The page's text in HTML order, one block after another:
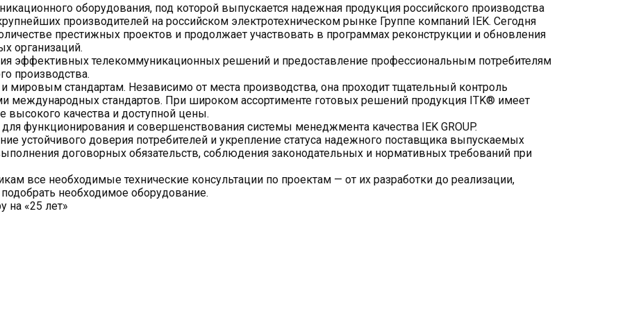
оборудования, под которой выпускается надежная продукция российского производства
производителей на российском электротехническом рынке Группе компаний IEK. Сегодня
престижных проектов и продолжает участвовать в программах реконструкции и обновления
организаций.
эффективных телекоммуникационных решений и предоставление профессиональным потребителям
производства.
мировым стандартам. Независимо от места производства, она проходит тщательный контроль
международных стандартов. При широком ассортименте готовых решений продукция ITK® имеет
высокого качества и доступной цены.
функционирования и совершенствования системы менеджмента качества IEK GROUP.
устойчивого доверия потребителей и укрепление статуса надежного поставщика выпускаемых
договорных обязательств, соблюдения законодательных и нормативных требований при
все необходимые технические консультации по проектам — от их разработки до реализации,
необходимое оборудование.
на «25 лет»